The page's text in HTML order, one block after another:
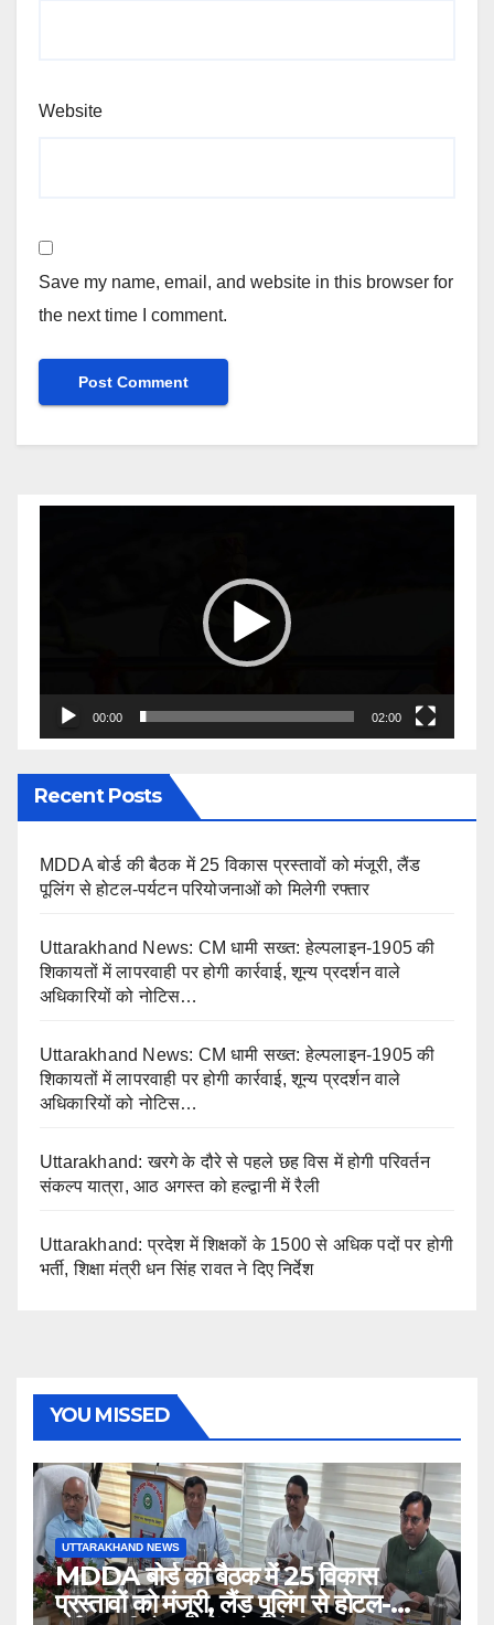
Website
Save my name, email, and website in this browser for
the next time I comment.
00:00 02:00
Recent Posts
MDDA बोर्ड की बैठक में 25 विकास प्रस्तावों को मंजूरी, लैंड
पूलिंग से होटल-पर्यटन परियोजनाओं को मिलेगी रफ्तार
Uttarakhand News: CM धामी सख्त: हेल्पलाइन-1905 की
शिकायतों में लापरवाही पर होगी कार्रवाई, शून्य प्रदर्शन वाले
अधिकारियों को नोटिस…
Uttarakhand News: CM धामी सख्त: हेल्पलाइन-1905 की
शिकायतों में लापरवाही पर होगी कार्रवाई, शून्य प्रदर्शन वाले
अधिकारियों को नोटिस…
Uttarakhand: खरगे के दौरे से पहले छह विस में होगी परिवर्तन
संकल्प यात्रा, आठ अगस्त को हल्द्वानी में रैली
Uttarakhand: प्रदेश में शिक्षकों के 1500 से अधिक पदों पर होगी
भर्ती, शिक्षा मंत्री धन सिंह रावत ने दिए निर्देश
YOU MISSED
UTTARAKHAND NEWS
MDDA बोर्ड की बैठक में 25 विकास
प्रस्तावों को मंजूरी, लैंड पूलिंग से होटल-